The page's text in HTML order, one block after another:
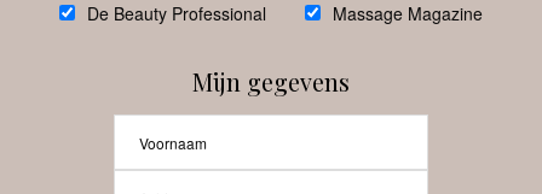
terrein
De Beauty Professional Massage Magazine
Mijn gegevens